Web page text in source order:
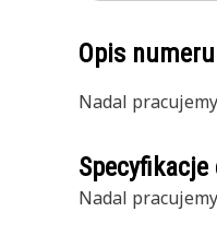
Opis
Nadal
Nadal